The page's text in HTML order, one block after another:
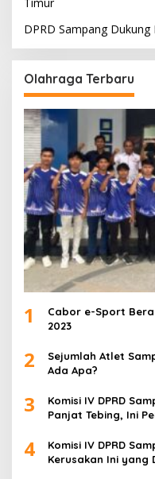
Timur
DPRD Sampang
Olahraga Terbaru
1
Cabor e-Sport
2023
2
Sejumlah Atlet
Ada Apa?
3
Komisi IV DPRD
Panjat Tebing, Ini
4
Komisi IV DPRD
Kerusakan Ini yang